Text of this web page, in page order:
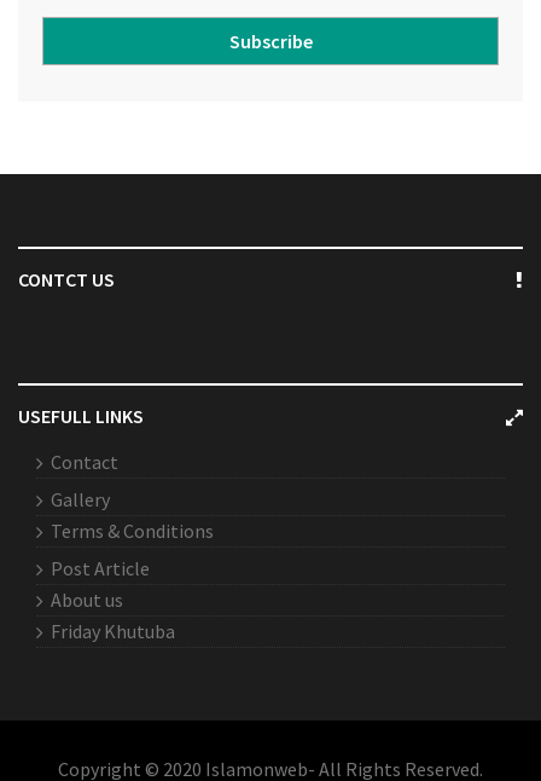
Subscribe
CONTCT US
USEFULL LINKS
Contact
Gallery
Terms & Conditions
Post Article
About us
Friday Khutuba
Copyright © 2020 Islamonweb- All Rights Reserved.